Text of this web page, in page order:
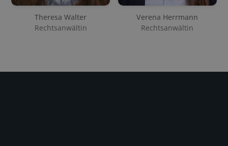
Theresa Walter
Rechtsanwältin
Verena Herrmann
Rechtsanwältin